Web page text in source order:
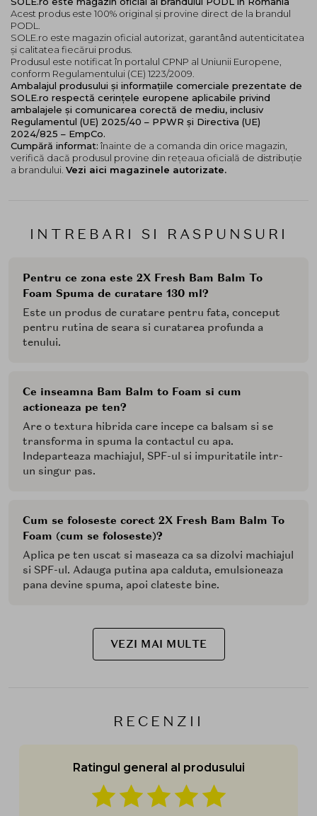
INTREBARI SI RASPUNSURI
Pentru ce zona este 2X Fresh Bam Balm To
Foam Spuma de curatare 130 ml?
Este un produs de curatare pentru fata, conceput
pentru rutina de seara si curatarea profunda a
tenului.
Ce inseamna Bam Balm to Foam si cum
actioneaza pe ten?
Are o textura hibrida care incepe ca balsam si se
transforma in spuma la contactul cu apa.
Indeparteaza machiajul, SPF-ul si impuritatile intr-
un singur pas.
Cum se foloseste corect 2X Fresh Bam Balm To
Foam (cum se foloseste)?
Aplica pe ten uscat si maseaza ca sa dizolvi machiajul
si SPF-ul. Adauga putina apa calduta, emulsioneaza
pana devine spuma, apoi clateste bine.
VEZI MAI MULTE
Acest produs este 100% original și provine direct de la brandul
PODL.
SOLE.ro este magazin oficial autorizat, garantând autenticitatea
și calitatea fiecărui produs.
Produsul este notificat în portalul CPNP al Uniunii Europene,
conform Regulamentului (CE) 1223/2009.
Ambalajul produsului și informațiile comerciale prezentate de
SOLE.ro respectă cerințele europene aplicabile privind
ambalajele și comunicarea corectă de mediu, inclusiv
Regulamentul (UE) 2025/40 – PPWR și Directiva (UE)
2024/825 – EmpCo.
Cumpără informat: înainte de a comanda din orice magazin,
verifică dacă produsul provine din rețeaua oficială de distribuție
a brandului. Vezi aici magazinele autorizate.
RECENZII
Ratingul general al produsului